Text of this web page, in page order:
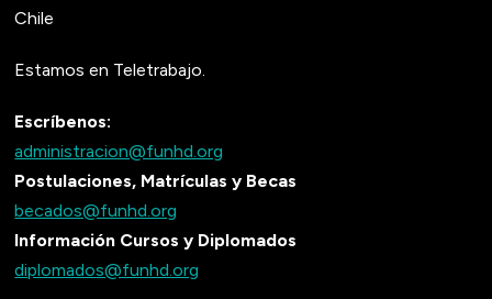
Chile
Estamos en Teletrabajo.
Escríbenos:
administracion@funhd.org
Postulaciones, Matrículas y Becas
becados@funhd.org
Información Cursos y Diplomados
diplomados@funhd.org